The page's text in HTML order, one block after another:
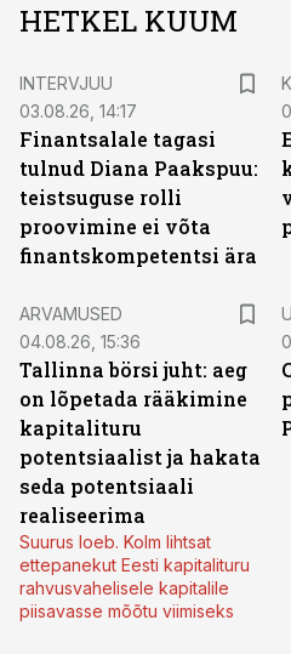
HETKEL KUUM
INTERVJUU
03.08.26, 14:17
Finantsalale tagasi
tulnud Diana Paakspuu:
teistsuguse rolli
proovimine ei võta
finantskompetentsi ära
ARVAMUSED
04.08.26, 15:36
Tallinna börsi juht: aeg
on lõpetada rääkimine
kapitalituru
potentsiaalist ja hakata
seda potentsiaali
realiseerima
Suurus loeb. Kolm lihtsat
ettepanekut Eesti kapitalituru
rahvusvahelisele kapitalile
piisavasse mõõtu viimiseks